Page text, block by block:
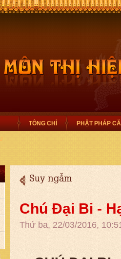
TÔNG CHỈ PHẬT PHÁP
Suy ngẫm
Chú Đại Bi -
Thứ ba, 22/03/2016,